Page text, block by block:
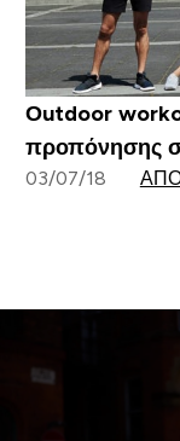
Οutdoor
προπόνησης
03/07/18 ΑΠΌ